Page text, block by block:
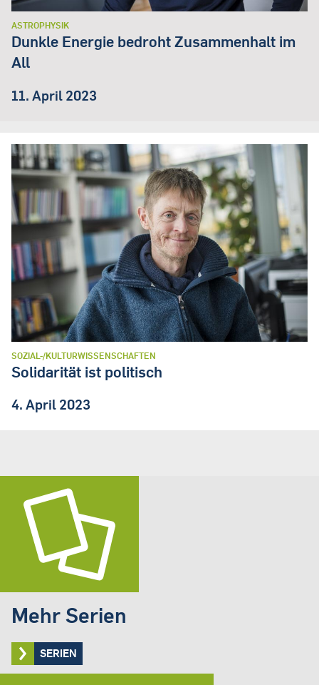
ASTROPHYSIK
Dunkle Energie bedroht Zusammenhalt im
All
11. April 2023
SOZIAL-/KULTURWISSENSCHAFTEN
Solidarität ist politisch
4. April 2023
Mehr Serien
SERIEN